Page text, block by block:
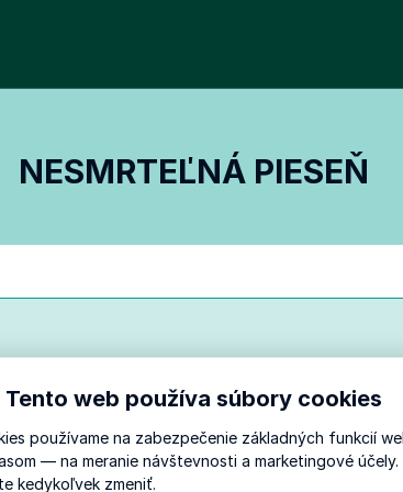
NESMRTEĽNÁ PIESEŇ
osobnosti choreografie detského
do sveta operného spevu, divadla a
jej inšpirácií v javiskovej tvorbe.
Tento web používa súbory cookies
používame na zabezpečenie základných funkcií
— na meranie návštevnosti a marketingové účely.
kedykoľvek zmeniť.